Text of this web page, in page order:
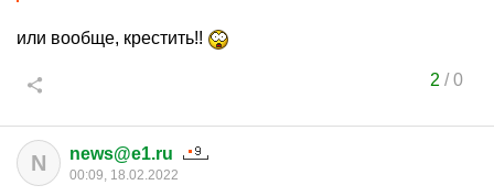
или вообще, крестить!!
2 /0
N news@e1.ru
00:09, 18.02.2022